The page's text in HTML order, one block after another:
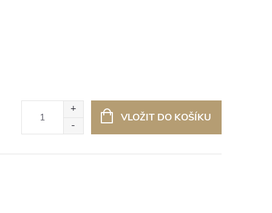
VLOŽIT DO KOŠÍKU